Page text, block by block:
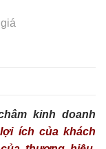
kinh doanh
ích của khách